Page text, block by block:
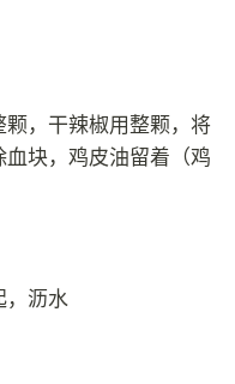
，干辣椒用整颗，将
块，鸡皮油留着（鸡
，沥水